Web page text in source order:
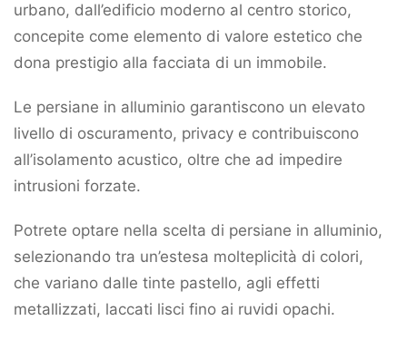
urbano, dall’edificio moderno al centro storico,
concepite come elemento di valore estetico che
dona prestigio alla facciata di un immobile.
Le persiane in alluminio garantiscono un elevato
livello di oscuramento, privacy e contribuiscono
all’isolamento acustico, oltre che ad impedire
intrusioni forzate.
Potrete optare nella scelta di persiane in alluminio,
selezionando tra un’estesa molteplicità di colori,
che variano dalle tinte pastello, agli effetti
metallizzati, laccati lisci fino ai ruvidi opachi.